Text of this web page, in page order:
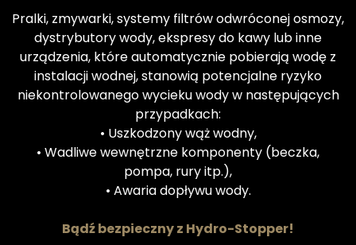
Pralki, zmywarki, systemy filtrów odwróconej osmozy,
dystrybutory wody, ekspresy do kawy lub inne
urządzenia, które automatycznie pobierają wodę z
instalacji wodnej, stanowią potencjalne ryzyko
niekontrolowanego wycieku wody w następujących
przypadkach:
• Uszkodzony wąż wodny,
• Wadliwe wewnętrzne komponenty (beczka,
pompa, rury itp.),
• Awaria dopływu wody.
Bądź bezpieczny z Hydro-Stopper!